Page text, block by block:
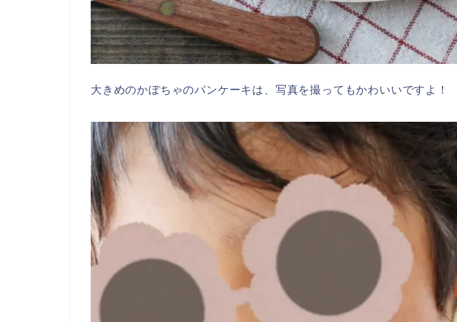
大きめのかぼちゃのパンケーキは、写真を撮ってもかわいいですよ！